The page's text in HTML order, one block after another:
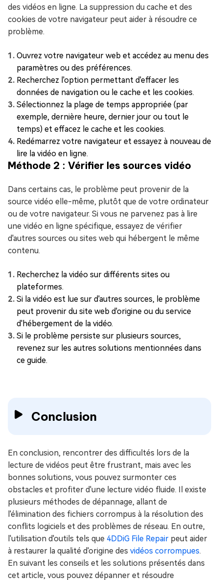
des vidéos en ligne. La suppression du cache et des
cookies de votre navigateur peut aider à résoudre ce
problème.
Ouvrez votre navigateur web et accédez au menu des
paramètres ou des préférences.
Recherchez l'option permettant d'effacer les
données de navigation ou le cache et les cookies.
Sélectionnez la plage de temps appropriée (par
exemple, dernière heure, dernier jour ou tout le
temps) et effacez le cache et les cookies.
Redémarrez votre navigateur et essayez à nouveau de
lire la vidéo en ligne.
Méthode 2 : Vérifier les sources vidéo
Dans certains cas, le problème peut provenir de la
source vidéo elle-même, plutôt que de votre ordinateur
ou de votre navigateur. Si vous ne parvenez pas à lire
une vidéo en ligne spécifique, essayez de vérifier
d'autres sources ou sites web qui hébergent le même
contenu.
Recherchez la vidéo sur différents sites ou
plateformes.
Si la vidéo est lue sur d'autres sources, le problème
peut provenir du site web d'origine ou du service
d'hébergement de la vidéo.
Si le problème persiste sur plusieurs sources,
revenez sur les autres solutions mentionnées dans
ce guide.
Conclusion
En conclusion, rencontrer des difficultés lors de la
lecture de vidéos peut être frustrant, mais avec les
bonnes solutions, vous pouvez surmonter ces
obstacles et profiter d'une lecture vidéo fluide. Il existe
plusieurs méthodes de dépannage, allant de
l'élimination des fichiers corrompus à la résolution des
conflits logiciels et des problèmes de réseau. En outre,
l'utilisation d'outils tels que 4DDiG File Repair peut aider
à restaurer la qualité d'origine des vidéos corrompues.
En suivant les conseils et les solutions présentés dans
cet article, vous pouvez dépanner et résoudre